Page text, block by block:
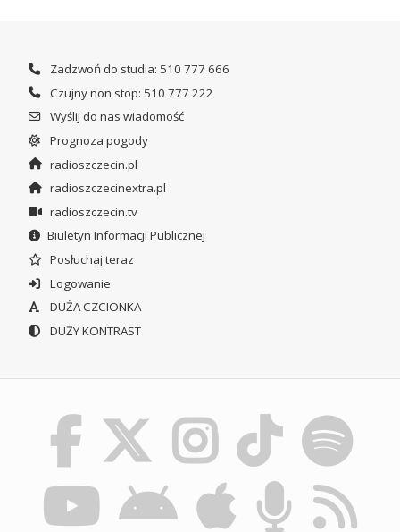
Zadzwoń do studia: 510 777 666
Czujny non stop: 510 777 222
Wyślij do nas wiadomość
Prognoza pogody
radioszczecin.pl
radioszczecinextra.pl
radioszczecin.tv
Biuletyn Informacji Publicznej
Posłuchaj teraz
Logowanie
DUŻA CZCIONKA
DUŻY KONTRAST